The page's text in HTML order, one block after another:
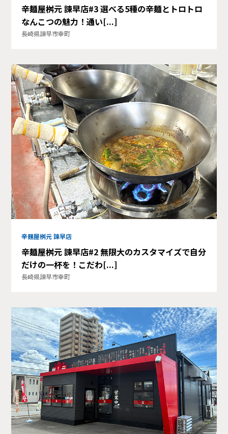
辛麺屋桝元 諫早店#3 選べる5種の辛麺とトロトロ
なんこつの魅力！通い[...]
長崎県諫早市幸町
辛麺屋桝元 諫早店
辛麺屋桝元 諫早店#2 無限大のカスタマイズで自分
だけの一杯を！こだわ[...]
長崎県諫早市幸町